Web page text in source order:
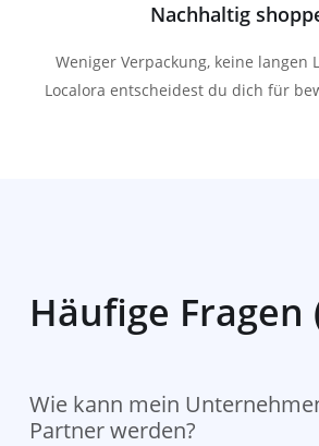
Nachhaltig
Weniger Verpackung, keine langen
Localora entscheidest du dich für
Häufige Fragen
Wie kann mein
Partner werden?